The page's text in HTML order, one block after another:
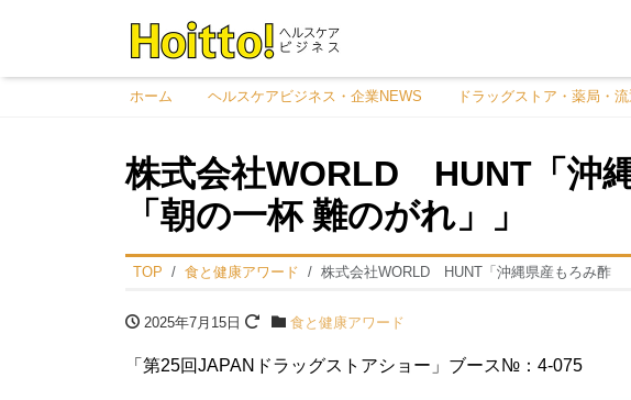
ホーム ヘルスケアビジネス・企業NEWS ドラッグストア・薬局・
株式会社WORLD HUNT「沖
「朝の一杯 難のがれ」」
TOP 食と健康アワード 株式会社WORLD HUNT「沖縄県産もろみ酢
2025年7月15日 食と健康アワード
「第25回JAPANドラッグストアショー」ブース№：4-075